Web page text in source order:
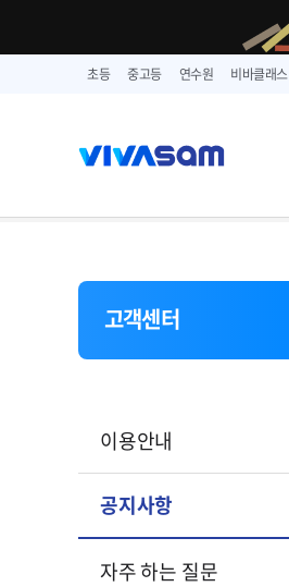
초등 중고등 연수원 비바클래스
고객센터
이용안내
공지사항
자주 하는 질문